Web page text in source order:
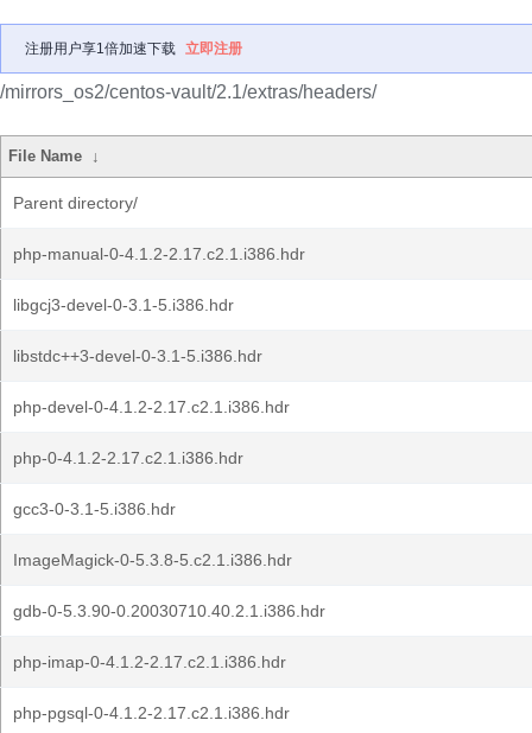
注册用户享1倍加速下载 立即注册
/mirrors_os2/centos-vault/2.1/extras/headers/
File Name ↓
Parent directory/
php-manual-0-4.1.2-2.17.c2.1.i386.hdr
libgcj3-devel-0-3.1-5.i386.hdr
libstdc++3-devel-0-3.1-5.i386.hdr
php-devel-0-4.1.2-2.17.c2.1.i386.hdr
php-0-4.1.2-2.17.c2.1.i386.hdr
gcc3-0-3.1-5.i386.hdr
ImageMagick-0-5.3.8-5.c2.1.i386.hdr
gdb-0-5.3.90-0.20030710.40.2.1.i386.hdr
php-imap-0-4.1.2-2.17.c2.1.i386.hdr
php-pgsql-0-4.1.2-2.17.c2.1.i386.hdr